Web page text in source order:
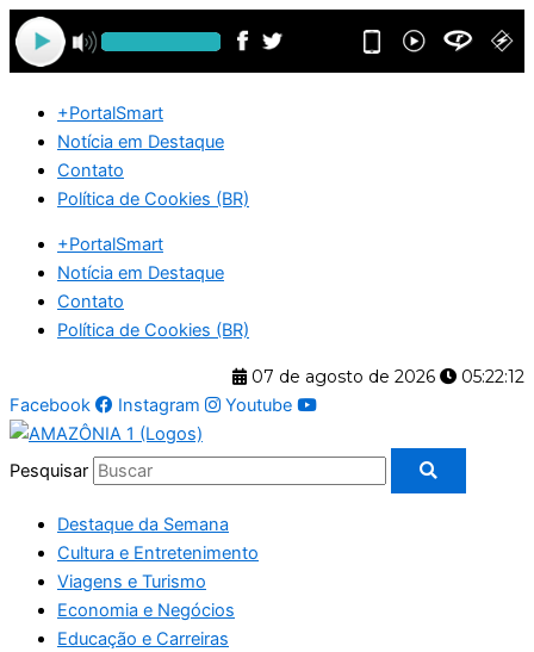
Ir
para
o
+PortalSmart
Notícia em Destaque
Contato
Política de Cookies (BR)
+PortalSmart
Notícia em Destaque
Contato
Política de Cookies (BR)
07 de agosto de 2026
05:22:12
Facebook
Instagram Youtube
Pesquisar
Destaque da Semana
Cultura e Entretenimento
Viagens e Turismo
Economia e Negócios
Educação e Carreiras